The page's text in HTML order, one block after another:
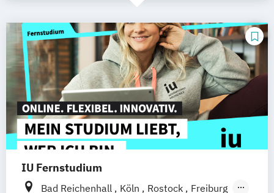
IU Fernstudium
Bad Reichenhall Köln Rostock
Freiburg